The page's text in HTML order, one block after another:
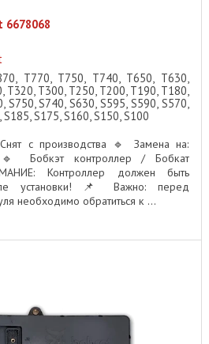
6678068
T770, T750, T740, T650, T630,
T320, T300, T250, T200, T190, T180,
S750, S740, S630, S595, S590, S570,
S175, S160, S150, S100
с производства 🔹 Замена на:
Бобкэт контроллер / Бобкат
Контроллер должен быть
установки! 📌 Важно: перед
необходимо обратиться к ...